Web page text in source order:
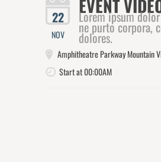
22
NOV
EVENT
Lorem ipsum
ne purto corpora,
dolores.
Amphitheatre Parkway Mountain
Start at 00:00AM